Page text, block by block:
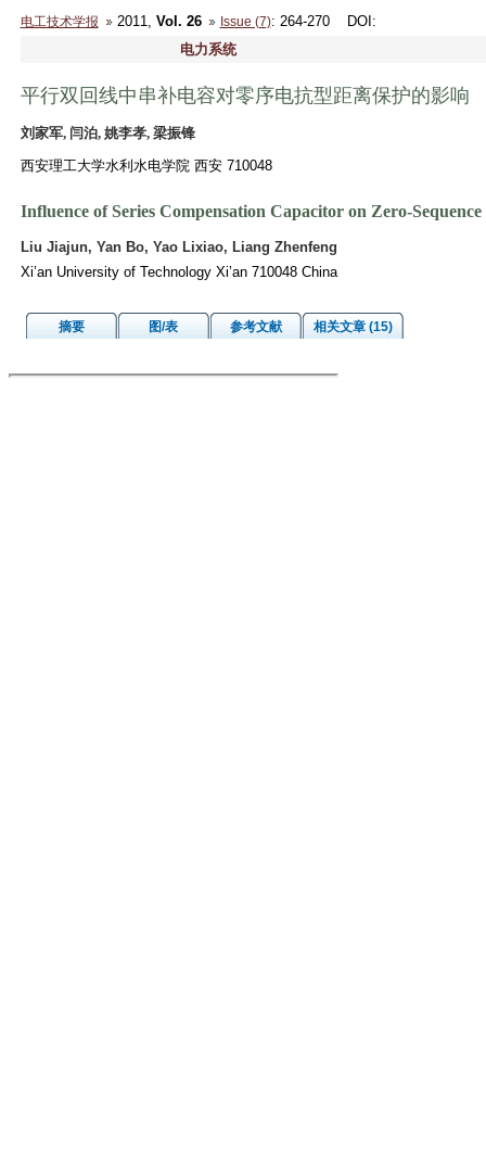
电工技术学报 2011, Vol. 26 Issue (7): 264-270 DOI :
电力系统
平行双回线中串补电容对零序电抗型距离保护的影响
刘家军, 闫泊, 姚李孝, 梁振锋
西安理工大学水利水电学院 西安 710048
Influence of Series Compensation Capacitor on Zero-
Liu Jiajun, Yan Bo, Yao Lixiao, Liang Zhenfeng
Xi’an University of Technology Xi’an 710048 China
摘要 图/表 参考文献 相关文章 (15)